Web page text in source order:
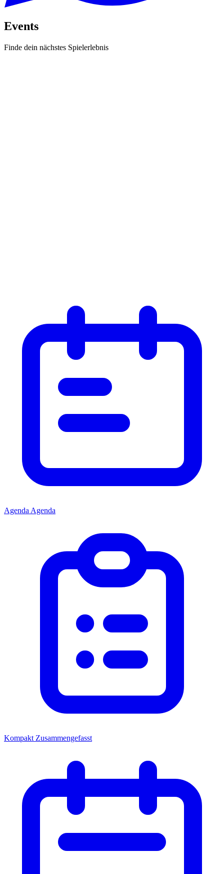
Events
Finde dein nächstes Spielerlebnis
Agenda Agenda
Kompakt Zusammengefasst